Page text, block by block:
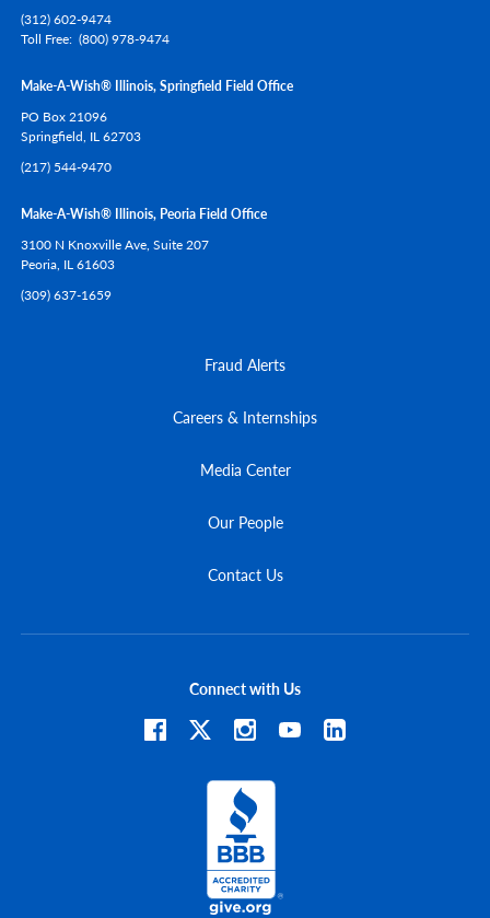
(312) 602-9474
Toll Free (800) 978-9474
Make-A-Wish® Illinois, Springfield Field Office
PO Box 21096
Springfield, IL62703
(217) 544-9470
Make-A-Wish® Illinois, Peoria Field Office
3100 N Knoxville Ave, Suite 207
Peoria, IL61603
(309) 637-1659
Fraud Alerts
Careers & Internships
Media Center
Our People
Contact Us
Connect with Us